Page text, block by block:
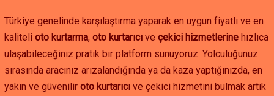
Türkiye genelinde karşılaştırma yaparak en uygun fiyatlı ve en
kaliteli oto kurtarma, oto kurtarıcı ve çekici hizmetlerine hızlıca
ulaşabileceğiniz pratik bir platform sunuyoruz. Yolculuğunuz
sırasında aracınız arızalandığında ya da kaza yaptığınızda, en
yakın ve güvenilir oto kurtarıcı ve çekici hizmetini bulmak artık